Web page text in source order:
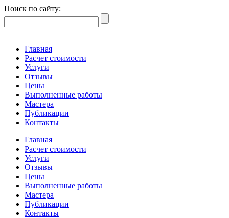
Поиск по сайту:
Главная
Расчет стоимости
Услуги
Отзывы
Цены
Выполненные работы
Мастера
Публикации
Контакты
Главная
Расчет стоимости
Услуги
Отзывы
Цены
Выполненные работы
Мастера
Публикации
Контакты